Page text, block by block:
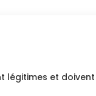
légitimes et